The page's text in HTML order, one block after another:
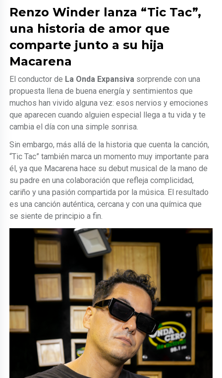
Renzo Winder lanza “Tic Tac”,
una historia de amor que
comparte junto a su hija
Macarena
El conductor de La Onda Expansiva sorprende con una
propuesta llena de buena energía y sentimientos que
muchos han vivido alguna vez: esos nervios y emociones
que aparecen cuando alguien especial llega a tu vida y te
cambia el día con una simple sonrisa.
Sin embargo, más allá de la historia que cuenta la canción,
“Tic Tac” también marca un momento muy importante para
él, ya que Macarena hace su debut musical de la mano de
su padre en una colaboración que refleja complicidad,
cariño y una pasión compartida por la música. El resultado
es una canción auténtica, cercana y con una química que
se siente de principio a fin.